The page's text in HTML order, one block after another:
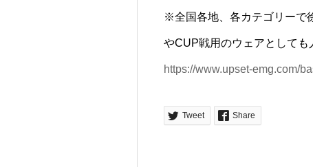
※全国各地、各カテゴリーで
やCUP戦用のウェアとしても
https://www.upset-emg.com/
Tweet Share